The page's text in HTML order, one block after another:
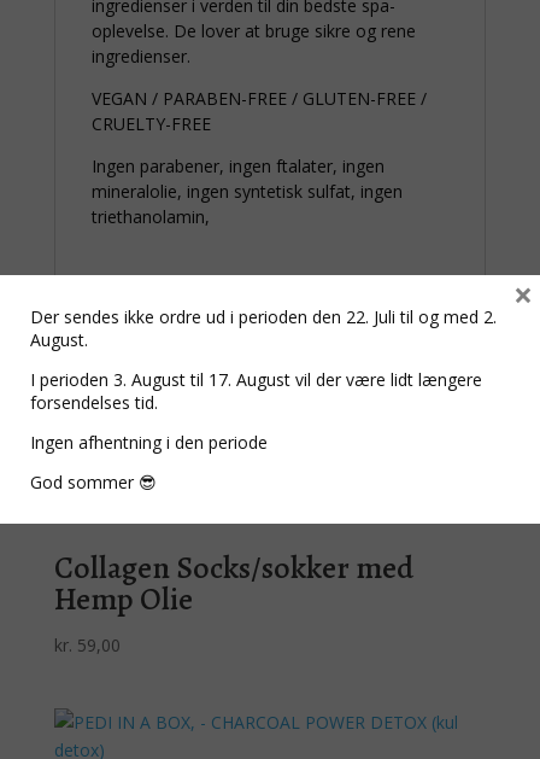
ingredienser i verden til din bedste spa-
oplevelse. De lover at bruge sikre og rene
ingredienser.
VEGAN / PARABEN-FREE / GLUTEN-FREE /
CRUELTY-FREE
Ingen parabener, ingen ftalater, ingen
mineralolie, ingen syntetisk sulfat, ingen
triethanolamin,
Relaterede varer
Collagen Socks/sokker med
Hemp Olie
kr. 59,00
Der sendes ikke ordre ud i perioden den 22. Juli til og med 2.
August.
I perioden 3. August til 17. August vil der være lidt længere
forsendelses tid.
Ingen afhentning i den periode
God sommer 😎
×